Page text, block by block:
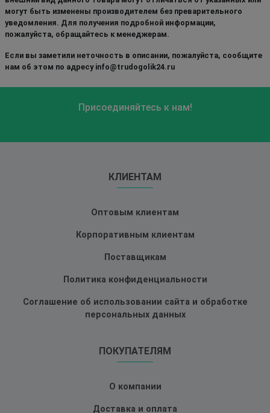
могут быть изменены производителем без преварительного
уведомления. Для получения подробной информации,
пожалуйста, обращайтесь к менеджерам.
Если вы заметили неточность в описании, пожалуйста, сообщите
нам об этом по адресу info@trudogolik24.ru
Присоединяйтесь к нам!
КЛИЕНТАМ
Оптовым клиентам
Корпоративным клиентам
Поставщикам
Политика конфиденциальности
Соглашение об использовании сайта и обработке
персональных данных
ПОКУПАТЕЛЯМ
О компании
Доставка и оплата